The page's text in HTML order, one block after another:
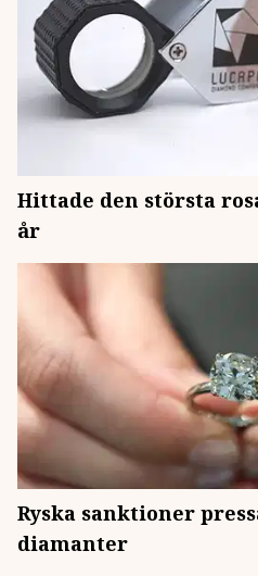
Hittade den största
år
Ryska sanktioner
diamanter